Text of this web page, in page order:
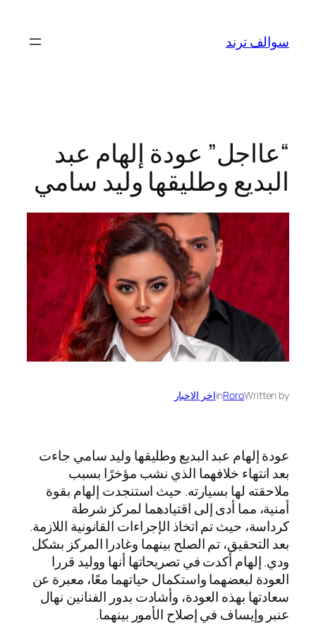
المحتوى
سوالف ترند
“عااجل” عودة إلهام عبد
البديع وطليقها وليد سامي
Written by
Roro
inاخر الاخبار
عودة إلهام عبد البديع وطليقها وليد سامي جاءت
بعد انتهاء خلافهما الذي نشب مؤخرًا بسبب
ملاحقته لها بسيارته. حيث استنجدت إلهام بقوة
أمنية، مما أدى إلى اقتيادهما لمركز شرطة
كرداسة، حيث تم اتخاذ الإجراءات القانونية اللازمة.
بعد التحقيق، تم الصلح بينهما وغادرا المركز بشكل
ودي. إلهام أكدت في تصريحاتها أنها ووليد قررا
العودة لبعضهما واستكمال حياتهما معًا، معبرة عن
سعادتها بهذه العودة، وأشادت بدور الفنانين نهال
عنبر وإيساف في إصلاح الأمور بينهما.